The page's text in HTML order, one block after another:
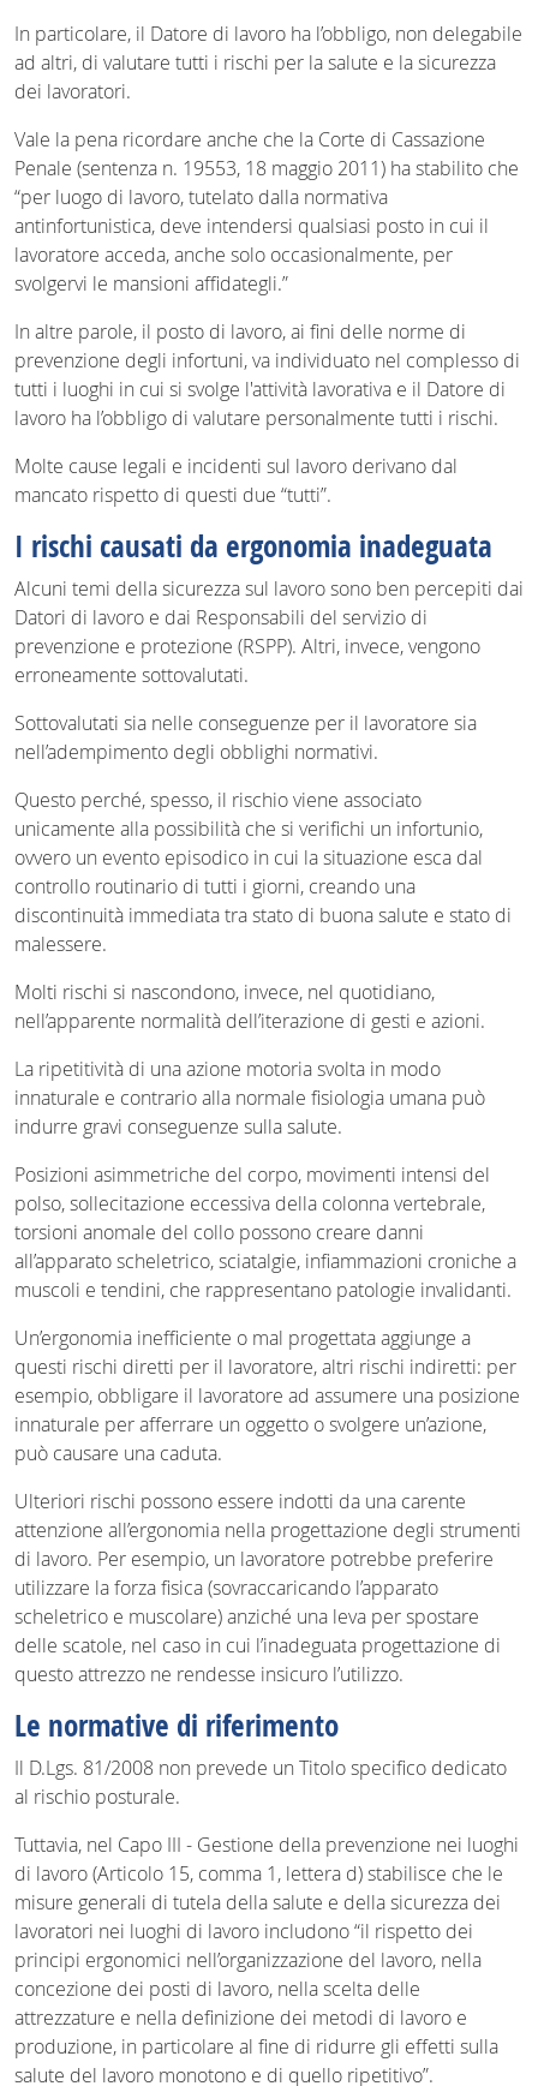
In particolare, il Datore di lavoro ha l’obbligo, non delegabile
ad altri, di valutare tutti i rischi per la salute e la sicurezza
dei lavoratori.
Vale la pena ricordare anche che la Corte di Cassazione
Penale (sentenza n. 19553, 18 maggio 2011) ha stabilito che
“per luogo di lavoro, tutelato dalla normativa
antinfortunistica, deve intendersi qualsiasi posto in cui il
lavoratore acceda, anche solo occasionalmente, per
svolgervi le mansioni affidategli.”
In altre parole, il posto di lavoro, ai fini delle norme di
prevenzione degli infortuni, va individuato nel complesso di
tutti i luoghi in cui si svolge l'attività lavorativa e il Datore di
lavoro ha l’obbligo di valutare personalmente tutti i rischi.
Molte cause legali e incidenti sul lavoro derivano dal
mancato rispetto di questi due “tutti”.
I rischi causati da ergonomia inadeguata
Alcuni temi della sicurezza sul lavoro sono ben percepiti dai
Datori di lavoro e dai Responsabili del servizio di
prevenzione e protezione (RSPP). Altri, invece, vengono
erroneamente sottovalutati.
Sottovalutati sia nelle conseguenze per il lavoratore sia
nell’adempimento degli obblighi normativi.
Questo perché, spesso, il rischio viene associato
unicamente alla possibilità che si verifichi un infortunio,
ovvero un evento episodico in cui la situazione esca dal
controllo routinario di tutti i giorni, creando una
discontinuità immediata tra stato di buona salute e stato di
malessere.
Molti rischi si nascondono, invece, nel quotidiano,
nell’apparente normalità dell’iterazione di gesti e azioni.
La ripetitività di una azione motoria svolta in modo
innaturale e contrario alla normale fisiologia umana può
indurre gravi conseguenze sulla salute.
Posizioni asimmetriche del corpo, movimenti intensi del
polso, sollecitazione eccessiva della colonna vertebrale,
torsioni anomale del collo possono creare danni
all’apparato scheletrico, sciatalgie, infiammazioni croniche a
muscoli e tendini, che rappresentano patologie invalidanti.
Un’ergonomia inefficiente o mal progettata aggiunge a
questi rischi diretti per il lavoratore, altri rischi indiretti: per
esempio, obbligare il lavoratore ad assumere una posizione
innaturale per afferrare un oggetto o svolgere un’azione,
può causare una caduta.
Ulteriori rischi possono essere indotti da una carente
attenzione all’ergonomia nella progettazione degli strumenti
di lavoro. Per esempio, un lavoratore potrebbe preferire
utilizzare la forza fisica (sovraccaricando l’apparato
scheletrico e muscolare) anziché una leva per spostare
delle scatole, nel caso in cui l’inadeguata progettazione di
questo attrezzo ne rendesse insicuro l’utilizzo.
Le normative di riferimento
Il D.Lgs. 81/2008 non prevede un Titolo specifico dedicato
al rischio posturale.
Tuttavia, nel Capo III - Gestione della prevenzione nei luoghi
di lavoro (Articolo 15, comma 1, lettera d) stabilisce che le
misure generali di tutela della salute e della sicurezza dei
lavoratori nei luoghi di lavoro includono “il rispetto dei
principi ergonomici nell’organizzazione del lavoro, nella
concezione dei posti di lavoro, nella scelta delle
attrezzature e nella definizione dei metodi di lavoro e
produzione, in particolare al fine di ridurre gli effetti sulla
salute del lavoro monotono e di quello ripetitivo”.